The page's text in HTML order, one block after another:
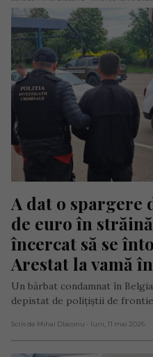
A dat o spargere
de euro în
încercat să se
Arestat la vamă
Un bărbat condamnat în
depistat de polițiștii de
Scris de Mihai Diaconu - luni, 11 mai 2026